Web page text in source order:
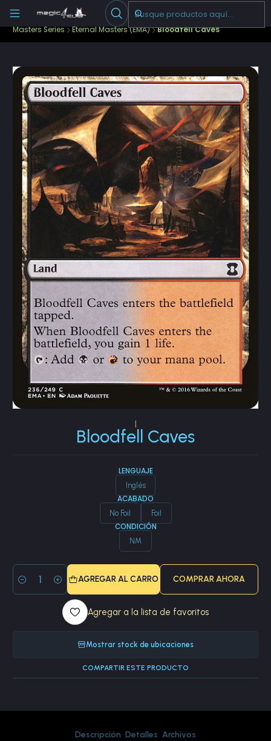
Escribenos
Cartas Sueltas Magic Ediciones Especiales
Masters Series Eternal Masters (EMA) Bloodfell Caves
Bloodfell Caves
LENGUAJE
Inglés
ACABADO
No Foil Foil
CONDICIÓN
NM
Cantidad
AGREGAR AL CARRO COMPRAR AHORA
Agregar a la lista de favoritos
Mostrar stock de ubicaciones
COMPARTIR ESTE PRODUCTO
Descripción Detalles Archivos